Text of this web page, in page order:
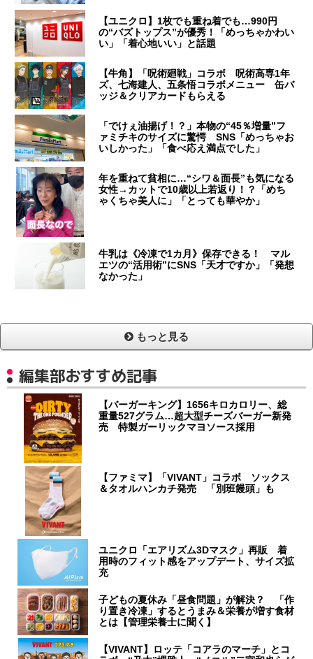
【ユニクロ】1枚でも重ね着でも…990円
の“バズトップス”が優秀！「めっちゃかわい
い」「着心地いい」と話題
【牛角】「呪術廻戦」コラボ 呪術高専1年
ズ、七海建人、五条悟コラボメニュー 缶バ
ッジ＆クリアカードもらえる
「でけぇ油揚げ！？」本物の“45％増量”フ
ァミチキのサイズに驚愕 SNS「めっちゃお
いしかった」「食べ応え満点でした」
年を重ねて貧相に…“シワ＆面長”も気になる
女性→カットで10歳以上若返り！？「めち
ゃくちゃ美人に」「とっても華やか」
牛乳は《冷凍で1カ月》保存できる！ マル
エツの“活用術”にSNS「天才ですか」「発想
なかった」
もっと見る
編集部おすすめ記事
【バーガーキング】1656キロカロリー、総
重量527グラム…超大型チーズバーガー新発
売 特製ガーリックマヨソース採用
【ファミマ】「VIVANT」コラボ ソックス
＆タオルハンカチ発売 「別班饅頭」も
ユニクロ「エアリズム3Dマスク」再販 着
用時のフィット感をアップデート、サイズ拡
充
子どもの夏休み「昼食問題」が解決？ 「作
り置き冷凍」するとうまみ＆栄養が増す食材
とは【管理栄養士に聞く】
【VIVANT】ロッテ「コアラのマーチ」とコ